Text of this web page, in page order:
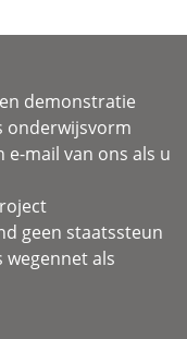
demonstratie
onderwijsvorm
e-mail van ons als u
geen staatssteun
wegennet als